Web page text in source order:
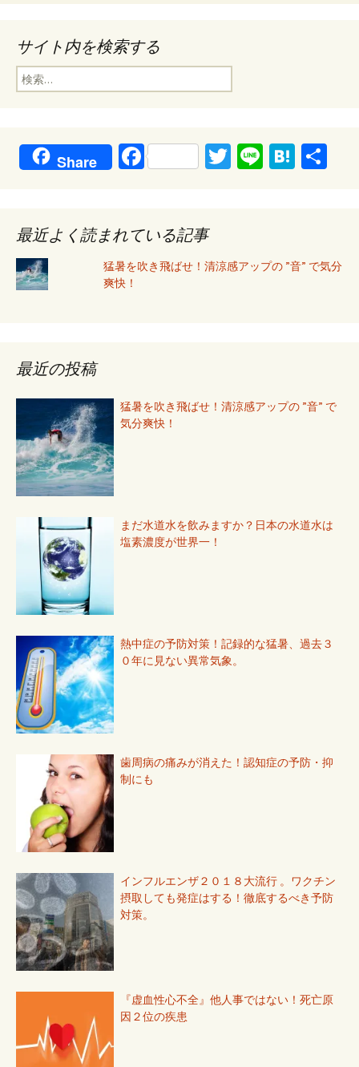
サイト内を検索する
検
索:
Share
Fa
o
o
T
Li H
a
最近よく読まれている記事
猛暑を吹き飛ばせ！清涼感アップの ”音” で気分
爽快！
最近の投稿
猛暑を吹き飛ばせ！清涼感アップの ”音” で
気分爽快！
まだ水道水を飲みますか？日本の水道水は
塩素濃度が世界一！
熱中症の予防対策！記録的な猛暑、過去３
０年に見ない異常気象。
歯周病の痛みが消えた！認知症の予防・抑
制にも
インフルエンザ２０１８大流行 。ワクチン
摂取しても発症はする！徹底するべき予防
対策。
『虚血性心不全』他人事ではない！死亡原
因２位の疾患